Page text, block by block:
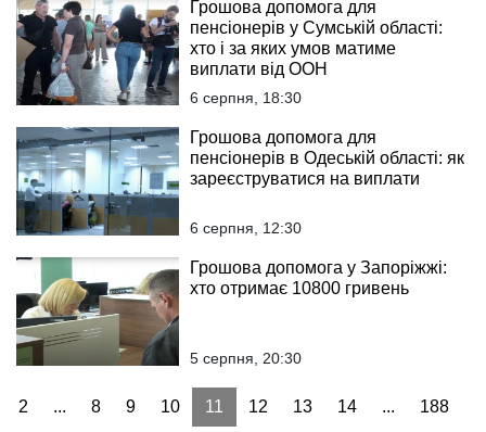
Грошова допомога для
пенсіонерів у Сумській області:
хто і за яких умов матиме
виплати від ООН
6 серпня, 18:30
Грошова допомога для
пенсіонерів в Одеській області: як
зареєструватися на виплати
6 серпня, 12:30
Грошова допомога у Запоріжжі:
хто отримає 10800 гривень
5 серпня, 20:30
2 ... 8 9 10 11 12 13 14 ... 188